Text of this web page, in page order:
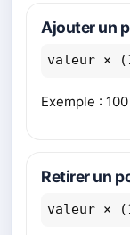
Ajouter un
valeur ×
Exemple :
Retirer un
valeur ×